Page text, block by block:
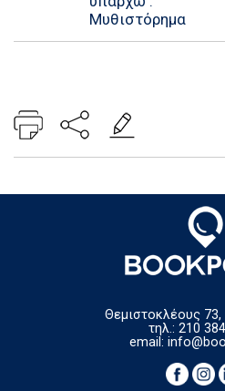
Μυθιστόρημα
Θεμιστοκλέους
τηλ.: 210
email: